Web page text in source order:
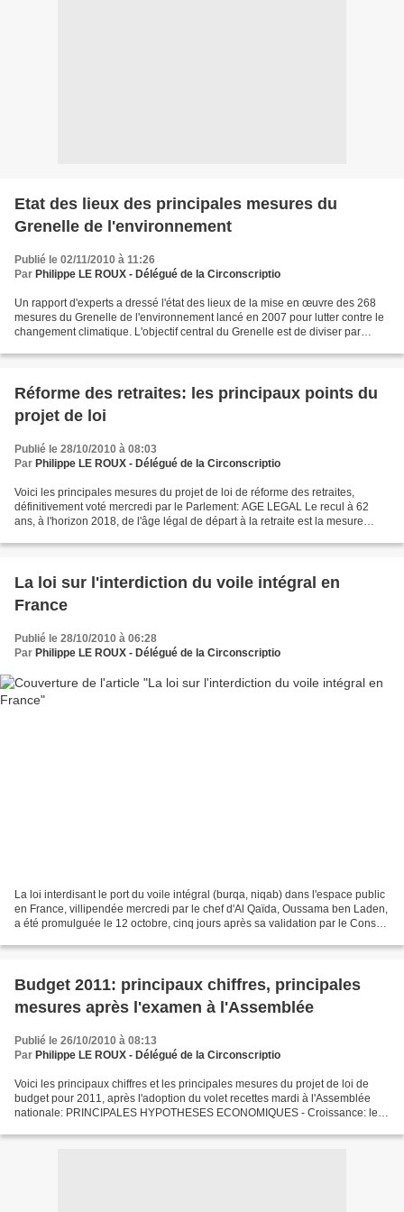
Etat des lieux des principales mesures du
Grenelle de l'environnement
Publié le 02/11/2010 à 11:26
Par Philippe LE ROUX - Délégué de la Circonscriptio
Un rapport d'experts a dressé l'état des lieux de la mise en œuvre des 268
mesures du Grenelle de l'environnement lancé en 2007 pour lutter contre le
changement climatique. L'objectif central du Grenelle est de diviser par
Réforme des retraites: les principaux points du
projet de loi
Publié le 28/10/2010 à 08:03
Par Philippe LE ROUX - Délégué de la Circonscriptio
Voici les principales mesures du projet de loi de réforme des retraites,
définitivement voté mercredi par le Parlement: AGE LEGAL Le recul à 62
ans, à l'horizon 2018, de l'âge légal de départ à la retraite est la mesure
La loi sur l'interdiction du voile intégral en
France
Publié le 28/10/2010 à 06:28
Par Philippe LE ROUX - Délégué de la Circonscriptio
La loi interdisant le port du voile intégral (burqa, niqab) dans l'espace public
en France, villipendée mercredi par le chef d'Al Qaïda, Oussama ben Laden,
a été promulguée le 12 octobre, cinq jours après sa validation par le Conseil
Budget 2011: principaux chiffres, principales
mesures après l'examen à l'Assemblée
Publié le 26/10/2010 à 08:13
Par Philippe LE ROUX - Délégué de la Circonscriptio
Voici les principaux chiffres et les principales mesures du projet de loi de
budget pour 2011, après l'adoption du volet recettes mardi à l'Assemblée
nationale: PRINCIPALES HYPOTHESES ECONOMIQUES - Croissance: le